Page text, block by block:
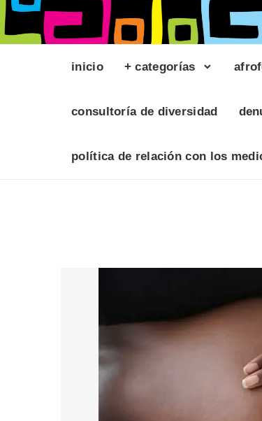
inicio + categorías
consultoría de diversidad
política de relación con los